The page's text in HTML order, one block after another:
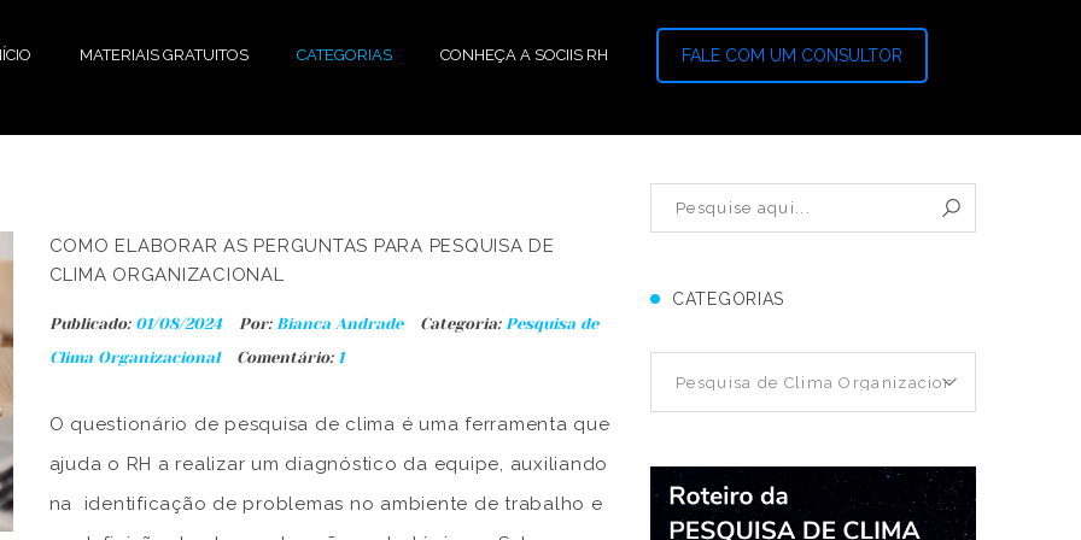
MATERIAIS GRATUITOS CATEGORIAS CONHEÇA A SOCIIS RH FALE COM UM CONSULTOR
COMO ELABORAR AS PERGUNTAS PARA PESQUISA DE
CLIMA ORGANIZACIONAL
Publicado: 01/08/2024 Por: Bianca Andrade Categoria: Pesquisa de
Clima Organizacional
Comentário:1
O questionário de pesquisa de clima é uma ferramenta que
ajuda o RH a realizar um diagnóstico da equipe, auxiliando
na identificação de problemas no ambiente de trabalho e
CATEGORIAS